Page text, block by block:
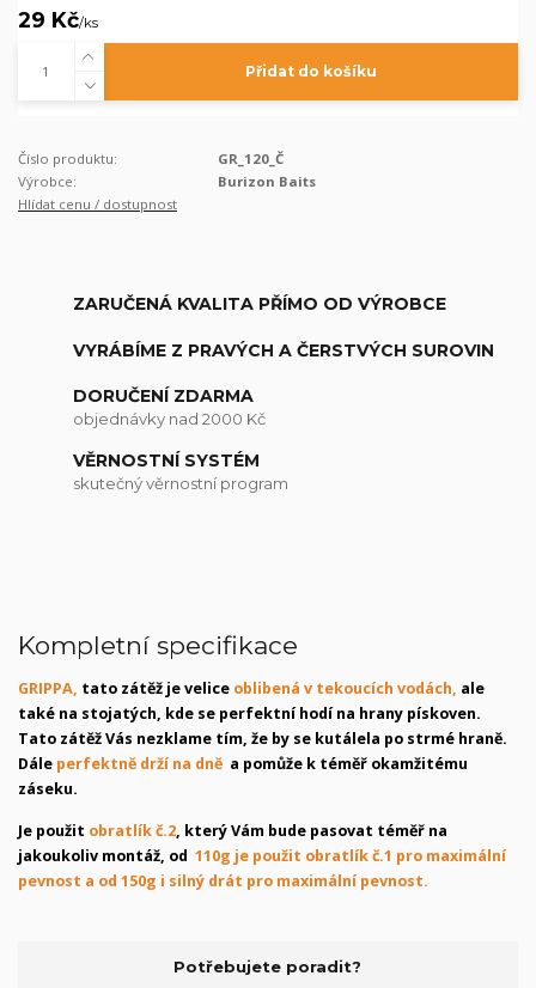
29 Kč/ks
Přidat do košíku
Číslo produktu:
GR_120_Č
Výrobce:
Burizon Baits
Hlídat cenu / dostupnost
ZARUČENÁ KVALITA PŘÍMO OD VÝROBCE
VYRÁBÍME Z PRAVÝCH A ČERSTVÝCH SUROVIN
DORUČENÍ ZDARMA
objednávky nad 2000 Kč
VĚRNOSTNÍ SYSTÉM
skutečný věrnostní program
Kompletní specifikace
GRIPPA, tato zátěž je velice oblibená v tekoucích vodách, ale
také na stojatých, kde se perfektní hodí na hrany pískoven.
Tato zátěž Vás nezklame tím, že by se kutálela po strmé hraně.
Dále perfektně drží na dně a pomůže k téměř okamžitému
záseku.
Je použit obratlík č.2, který Vám bude pasovat téměř na
jakoukoliv montáž, od 110g je použit obratlík č.1 pro maximální
pevnost a od 150g i silný drát pro maximální pevnost.
Potřebujete poradit?